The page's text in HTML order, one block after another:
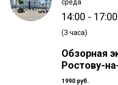
среда
14:00 - 17:00
(3 часа)
Обзорная
Ростову-
1990 руб.